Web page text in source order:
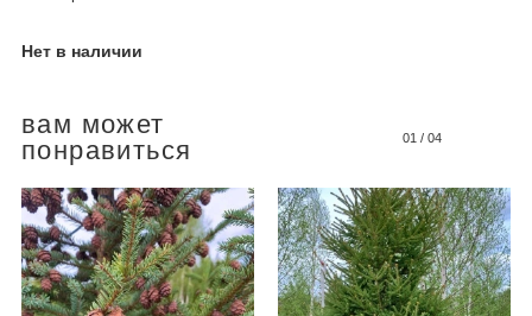
Нет в наличии
вам может
понравиться
01 / 04